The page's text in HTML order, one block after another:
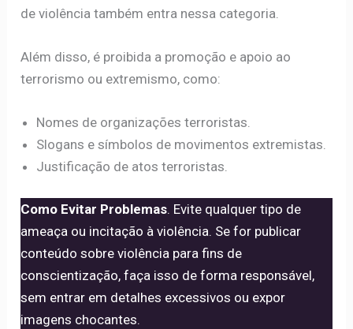
de violência também entra nessa categoria.
Além disso, é proibida a promoção e apoio ao
terrorismo ou extremismo, como:
Nomes de organizações terroristas.
Slogans e símbolos de movimentos extremistas.
Justificação de atos terroristas.
Como Evitar Problemas. Evite qualquer tipo de
ameaça ou incitação à violência. Se for publicar
conteúdo sobre violência para fins de
conscientização, faça isso de forma responsável,
sem entrar em detalhes excessivos ou expor
imagens chocantes.